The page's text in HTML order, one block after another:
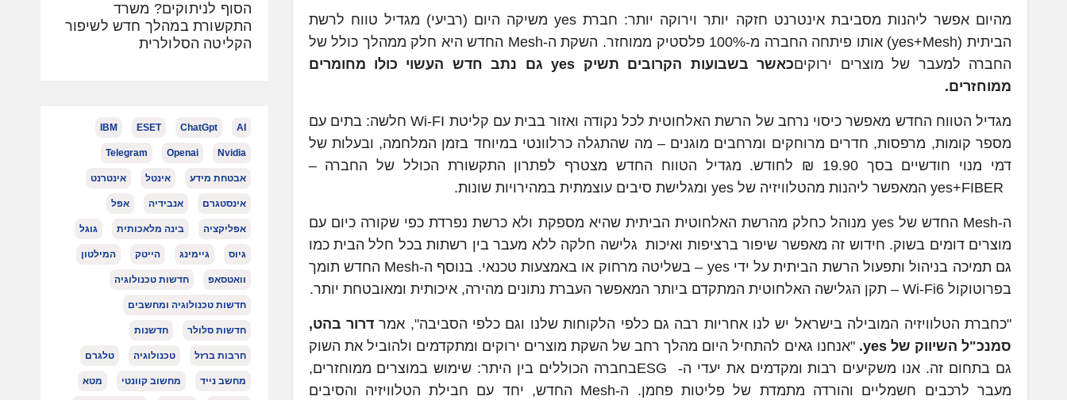
מהיום אפשר ליהנות מסביבת אינטרנט חזקה יותר וירוקה יותר: חברת yes משיקה היום (רביעי) מגדיל טווח לרשת
הביתית (yes+Mesh) אותו פיתחה החברה מ-100% פלסטיק ממוחזר. השקת ה-Mesh החדש היא חלק ממהלך כולל של
החברה למעבר של מוצרים ירוקים
כאשר בשבועות הקרובים תשיק yes גם נתב חדש העשוי כולו מחומרים
ממוחזרים.
מגדיל הטווח החדש מאפשר כיסוי נרחב של הרשת האלחוטית לכל נקודה ואזור בבית עם קליטת Wi-FI חלשה: בתים עם
מספר קומות, מרפסות, חדרים מרוחקים ומרחבים מוגנים – מה שהתגלה כרלוונטי במיוחד בזמן המלחמה, ובעלות של
דמי מנוי חודשיים בסך 19.90 ₪ לחודש. מגדיל הטווח החדש מצטרף לפתרון התקשורת הכולל של החברה –
ה-Mesh החדש של yes מנוהל כחלק מהרשת האלחוטית הביתית שהיא מספקת ולא כרשת נפרדת כפי שקורה כיום עם
מוצרים דומים בשוק. חידוש זה מאפשר שיפור ברציפות ואיכות גלישה חלקה ללא מעבר בין רשתות בכל חלל הבית כמו
גם תמיכה בניהול ותפעול הרשת הביתית על ידי yes – בשליטה מרחוק או באמצעות טכנאי. בנוסף ה-Mesh החדש תומך
בפרוטוקול Wi-Fi6 – תקן הגלישה האלחוטית המתקדם ביותר המאפשר העברת נתונים מהירה, איכותית ומאובטחת יותר.
"כחברת הטלוויזיה המובילה בישראל יש לנו אחריות רבה גם כלפי הלקוחות שלנו וגם כלפי הסביבה", אמרדרור בהט,
סמנכ"ל השיווק שלyes
."אנחנו גאים להתחיל היום מהלך רחב של השקת מוצרים ירוקים ומתקדמים ולהוביל את השוק
גם בתחום זה. אנו משקיעים רבות ומקדמים את יעדי ה- ESGבחברה הכוללים בין היתר: שימוש במוצרים ממוחזרים,
מעבר לרכבים חשמליים והורדה מתמדת של פליטות פחמן. ה-Mesh החדש, יחד עם חבילת הטלוויזיה והסיבים
הסוף לניתוקים? משרד
התקשורת במהלך חדש לשיפור
הקליטה הסלולרית
AI
ChatGpt
ESET
IBM
Nvidia
Openai
Telegram
אבטחת מידע אינטל אינטרנט
אינסטגרם אנבידיה אפל
אפליקציה בינה מלאכותית גוגל
גיוס גיימינג הייטק המילטון
וואטסאפ חדשות טכנולוגיה
חדשות טכנולוגיה ומחשבים
חדשות סלולר חדשנות
חרבות ברזל טכנולוגיה טלגרם
מחשב נייד מחשוב קוונטי מטא